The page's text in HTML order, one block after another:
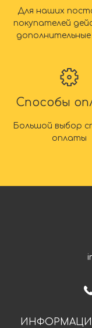
Для наших
покупателей
дополнительные
Способы
Большой выбор
оплаты